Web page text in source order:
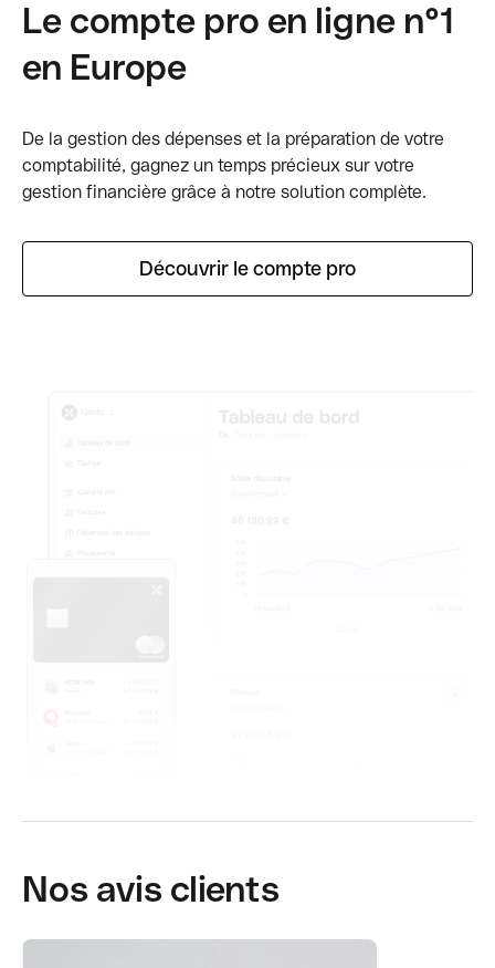
Le compte pro en ligne n°1
en Europe
De la gestion des dépenses et la préparation de votre
comptabilité, gagnez un temps précieux sur votre
gestion financière grâce à notre solution complète.
Découvrir le compte pro
Nos avis clients